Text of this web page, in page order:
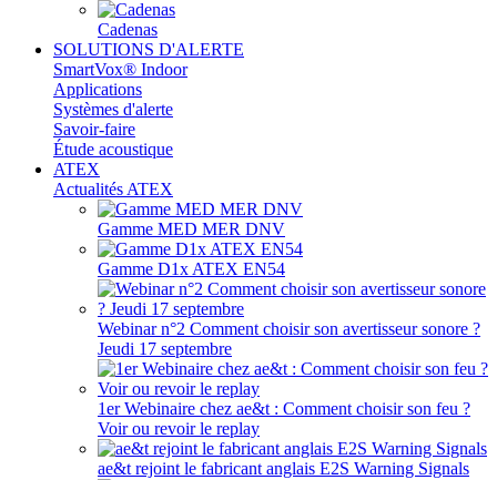
Cadenas
SOLUTIONS D'ALERTE
SmartVox® Indoor
Applications
Systèmes d'alerte
Savoir-faire
Étude acoustique
ATEX
Actualités ATEX
Gamme MED MER DNV
Gamme D1x ATEX EN54
Webinar n°2 Comment choisir son avertisseur sonore ?
Jeudi 17 septembre
1er Webinaire chez ae&t : Comment choisir son feu ?
Voir ou revoir le replay
ae&t rejoint le fabricant anglais E2S Warning Signals